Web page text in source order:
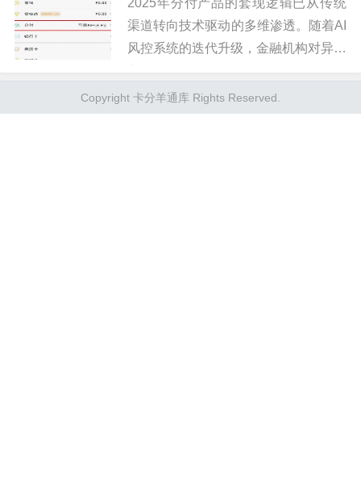
2025年分付产品的套现逻辑已从传统
渠道转向技术驱动的多维渗透。随着AI
风控系统的迭代升级，金融机构对异常
行为的隐蔽性面临前所未有的挑战。当
前主流的套现路径已从线下P...
Copyright 卡分羊通库 Rights Reserved.